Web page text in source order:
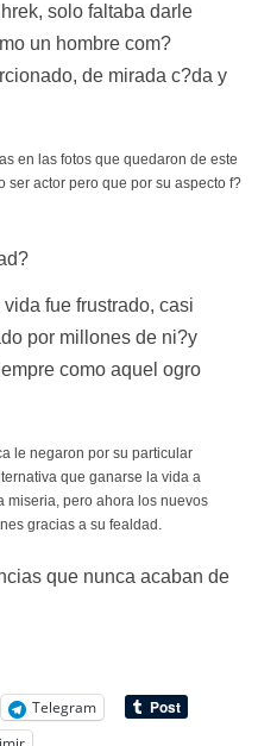
solo faltaba darle
un hombre com?
de mirada c?da y
en las fotos que quedaron de este
ser actor pero que por su aspecto f?
fue frustrado, casi
por millones de ni?y
como aquel ogro
le negaron por su particular
que ganarse la vida a
miseria, pero ahora los nuevos
gracias a su fealdad.
que nunca acaban de
Telegram